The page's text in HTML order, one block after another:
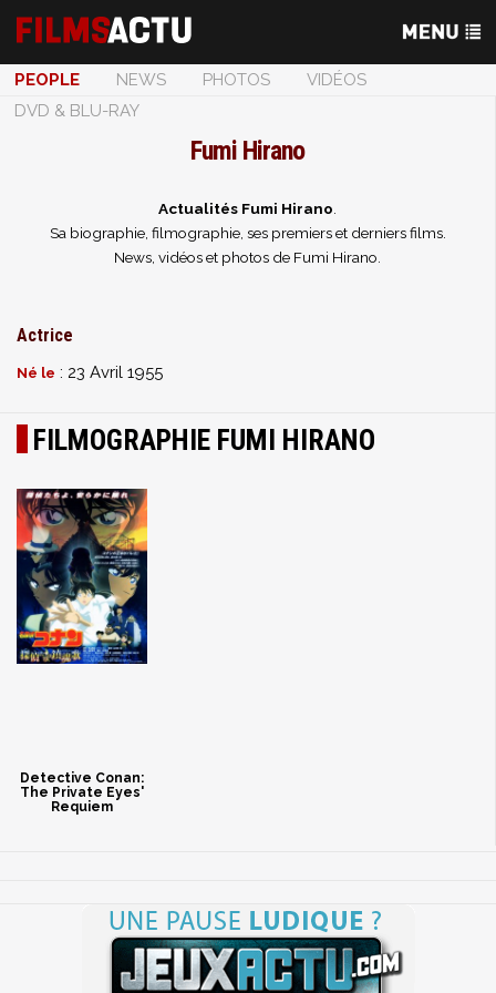
PEOPLE NEWS PHOTOS
VIDÉOS
DVD & BLU-RAY
Fumi Hirano
Actualités Fumi Hirano
Sa biographie, filmographie, ses premiers et derniers films.
News, vidéos et photos de Fumi Hirano.
Actrice
Né le : 23 Avril 1955
FILMOGRAPHIE FUMI HIRANO
Detective Conan:
The Private Eyes'
Requiem